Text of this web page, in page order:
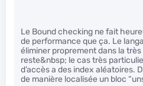
Le Bound checking ne fait
de performance que ça. Le
éliminer proprement dans la
reste&nbsp; le cas très
d’accès a des index aléatoires.
de manière localisée un bloc